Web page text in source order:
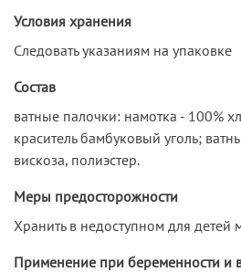
Условия хранения
Следовать указаниям на упаковке
Состав
ватные палочки: намотка - 100%
краситель бамбуковый уголь;
вискоза, полиэстер.
Меры предосторожности
Хранить в недоступном для детей
Применение при беременности и